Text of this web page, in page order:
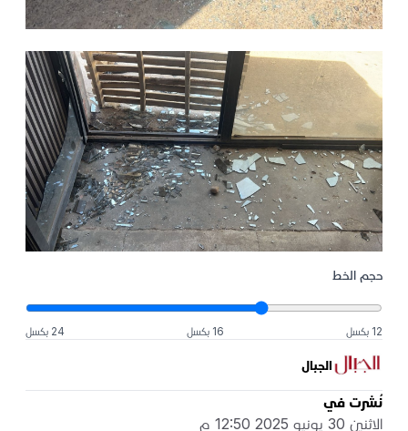
حجم الخط
12 بكسل 16 بكسل 24 بكسل
الجبال
نُشرت في
الاثنين 30 يونيو 2025 12:50 م